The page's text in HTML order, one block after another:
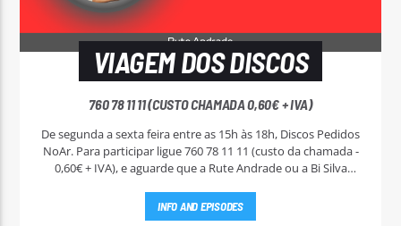
VIAGEM DOS DISCOS
760 78 11 11 (CUSTO CHAMADA 0,60€ + IVA)
De segunda a sexta feira entre as 15h às 18h, Discos Pedidos
NoAr. Para participar ligue 760 78 11 11 (custo da chamada -
0,60€ + IVA), e aguarde que a Rute Andrade ou a Bi Silva
INFO AND EPISODES